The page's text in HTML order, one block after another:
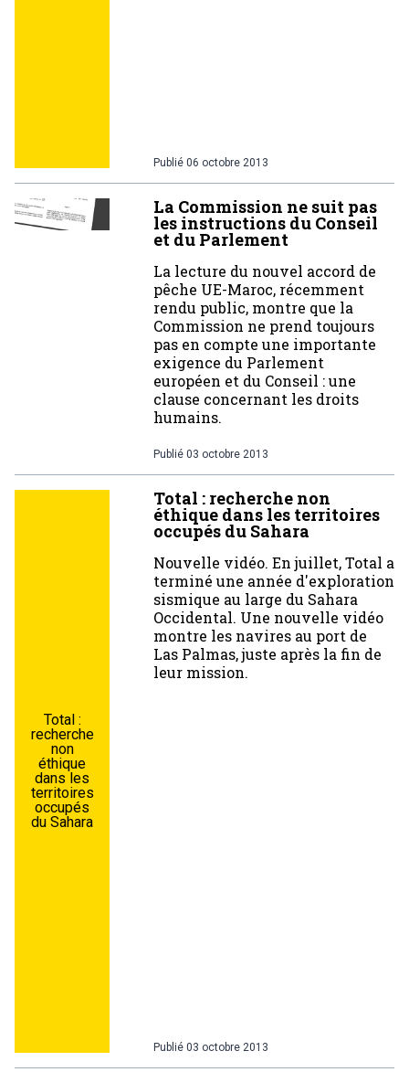
Publié 06 octobre 2013
La Commission ne suit pas
les instructions du Conseil
et du Parlement
La lecture du nouvel accord de
pêche UE-Maroc, récemment
rendu public, montre que la
Commission ne prend toujours
pas en compte une importante
exigence du Parlement
européen et du Conseil : une
clause concernant les droits
humains.
Publié 03 octobre 2013
Total :
recherche
non
éthique
dans les
territoires
occupés
du Sahara
Total : recherche non
éthique dans les territoires
occupés du Sahara
Nouvelle vidéo. En juillet, Total a
terminé une année d'exploration
sismique au large du Sahara
Occidental. Une nouvelle vidéo
montre les navires au port de
Las Palmas, juste après la fin de
leur mission.
Publié 03 octobre 2013